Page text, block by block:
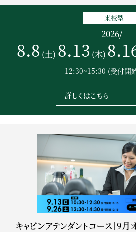
来校型
2026/
8.8 (土) 8.13 (木)
12:30~15:30 (受付開
詳しくはこちら
キャビンアテンダントコース｜9月